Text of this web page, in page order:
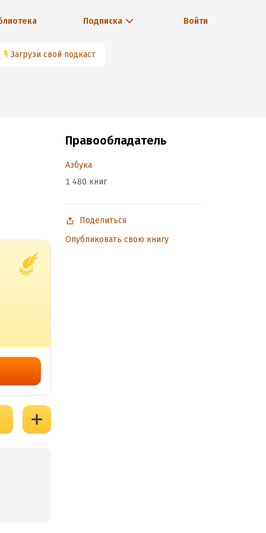
Подписка Войти
🎙 Загрузи свой подкаст
Правообладатель
Азбука
1 480 книг
Поделиться
Опубликовать свою книгу